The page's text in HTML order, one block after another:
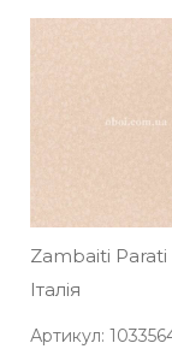
Zambaiti Parati
Італія
Артикул: